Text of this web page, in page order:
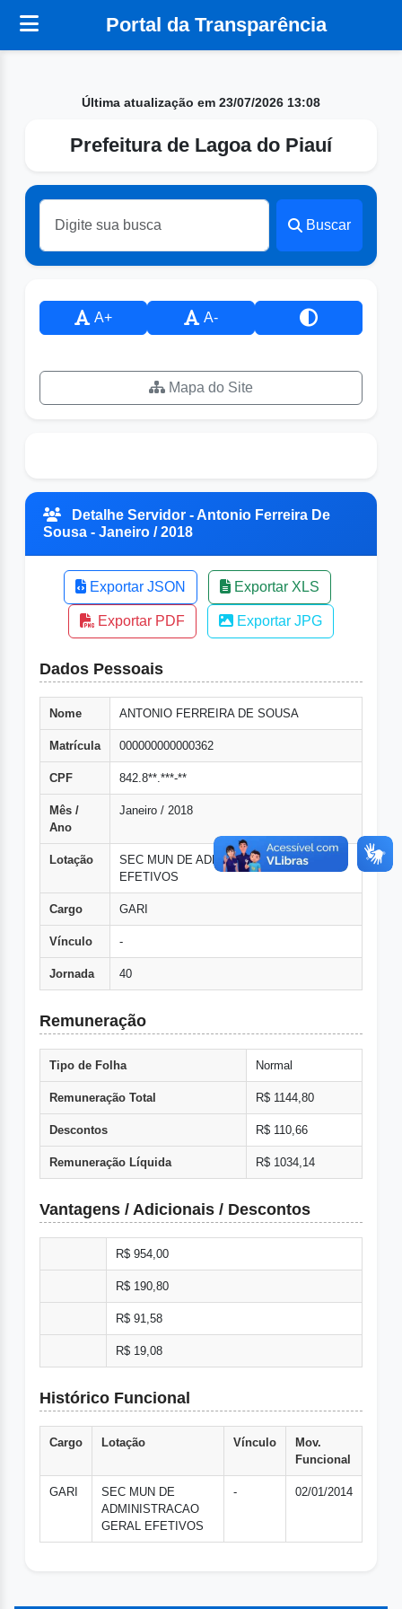
Portal da Transparência
Última atualização em 23/07/2026 13:08
Prefeitura de Lagoa do Piauí
Buscar
A+ A-
Mapa do Site
Detalhe Servidor - Antonio Ferreira De
Sousa - Janeiro / 2018
Exportar JSON Exportar XLS
Exportar PDF Exportar JPG
Dados Pessoais
Nome ANTONIO FERREIRA DE SOUSA
Matrícula 000000000000362
CPF 842.8**.***-**
Mês /
Ano
Janeiro / 2018
Lotação
SEC MUN DE ADMINISTRACAO GERAL
EFETIVOS
Cargo GARI
Vínculo -
Jornada 40
Remuneração
Tipo de Folha Normal
Remuneração Total R$ 1144,80
Descontos R$ 110,66
Remuneração Líquida R$ 1034,14
Vantagens / Adicionais / Descontos
R$ 954,00
R$ 190,80
R$ 91,58
R$ 19,08
Histórico Funcional
Cargo Lotação Vínculo
Mov.
Funcional
GARI
SEC MUN DE
ADMINISTRACAO
GERAL EFETIVOS
- 02/01/2014